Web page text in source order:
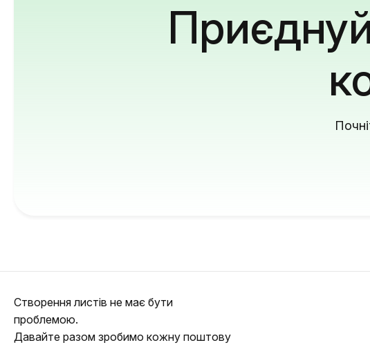
Створення листів не має бути
проблемою.
Давайте разом зробимо кожну поштову